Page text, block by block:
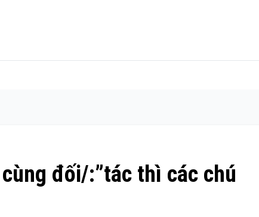
đối/:”tác thì các chú